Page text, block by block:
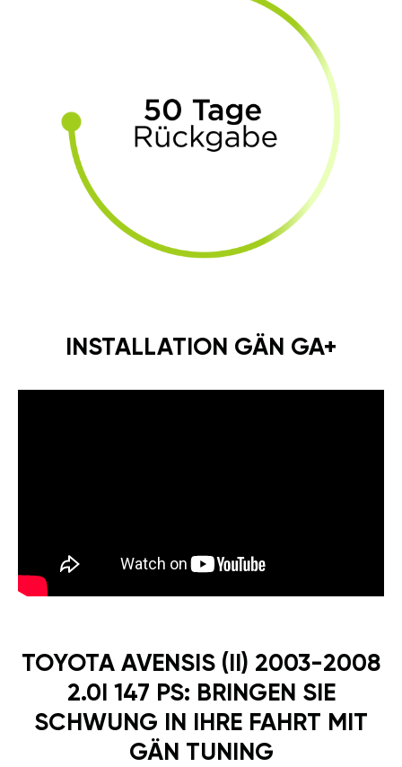
INSTALLATION GÄN GA+
TOYOTA AVENSIS (II) 2003-2008
2.0I 147 PS: BRINGEN SIE
SCHWUNG IN IHRE FAHRT MIT
GÄN TUNING